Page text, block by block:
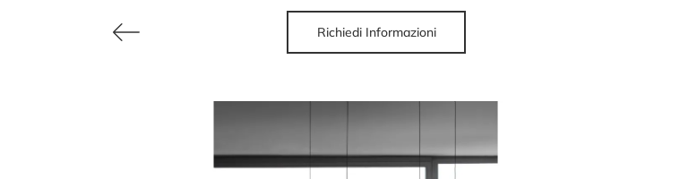
Richiedi Informazioni